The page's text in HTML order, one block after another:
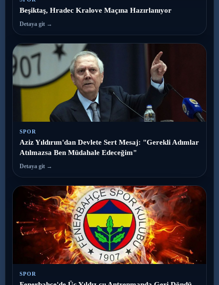
Beşiktaş, Hradec Kralove Maçına Hazırlanıyor
Detaya git →
SPOR
Aziz Yıldırım'dan Devlete Sert Mesaj: "Gerekli Adımlar
Atılmazsa Ben Müdahale Edeceğim"
Detaya git →
SPOR